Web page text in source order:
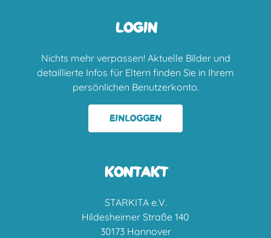
LOGIN
Nichts mehr verpassen! Aktuelle Bilder und
detaillierte Infos für Eltern finden Sie in Ihrem
persönlichen Benutzerkonto.
EINLOGGEN
KONTAKT
STARKITA e.V.
Hildesheimer Straße 140
30173 Hannover